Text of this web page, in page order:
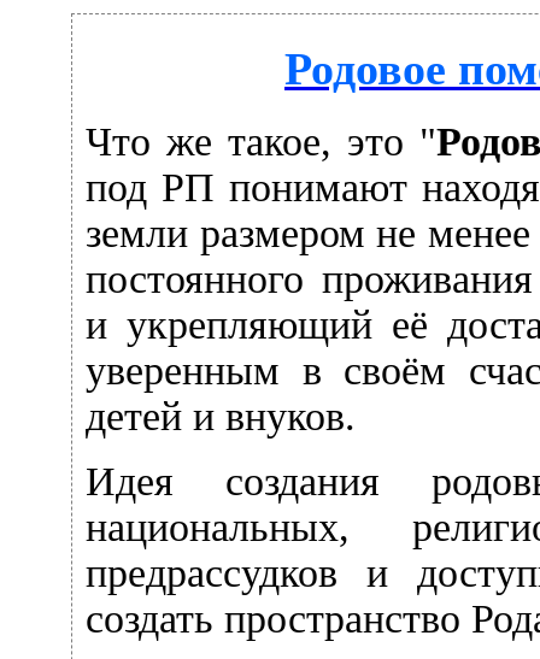
Родовое
Что же такое, это "
под РП понимают
земли размером не
постоянного
и укрепляющий её
уверенным в своём
детей и внуков.
Идея создания
национальных,
предрассудков и
создать пространство